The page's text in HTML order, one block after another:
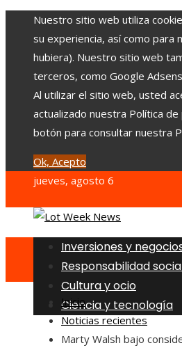
Nuestro sitio web utiliza
su experiencia, así como para
hubiera). Nuestro sitio web
terceros, como Google
Al utilizar el sitio web, usted
actualizado nuestra Política de
botón para consultar nuestra
Ok, Acepto
jueves, agosto 6
Inversiones y
Responsabilidad
Cultura y ocio
Ciencia y tecnología
Inicio
Noticias recientes
Marty Walsh bajo